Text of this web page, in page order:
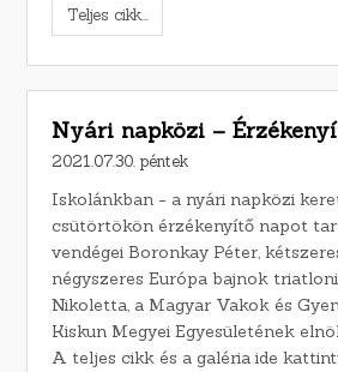
Teljes cikk...
Nyári napközi –
2021.07.30. péntek
Iskolánkban - a nyári napközi
csütörtökön érzékenyítő napot
vendégei Boronkay Péter,
négyszeres Európa bajnok
Nikoletta, a Magyar Vakok és
Kiskun Megyei Egyesületének
A teljes cikk és a galéria ide